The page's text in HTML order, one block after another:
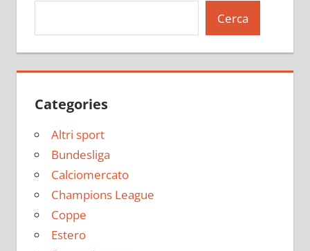
Cerca
Categories
Altri sport
Bundesliga
Calciomercato
Champions League
Coppe
Estero